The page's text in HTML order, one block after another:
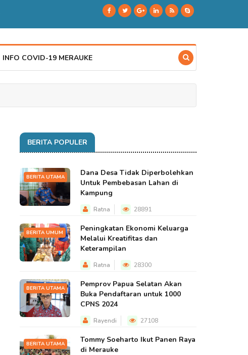
INFO COVID-19 MERAUKE
BERITA POPULER
BERITA UTAMA
Dana Desa Tidak Diperbolehkan
Untuk Pembebasan Lahan di
Kampung
Ratna 28891
BERITA UMUM
Peningkatan Ekonomi Keluarga
Melalui Kreatifitas dan
Keterampilan
Ratna 28300
BERITA UTAMA
Pemprov Papua Selatan Akan
Buka Pendaftaran untuk 1000
CPNS 2024
Rayendi 27108
BERITA UTAMA
Tommy Soeharto Ikut Panen Raya
di Merauke